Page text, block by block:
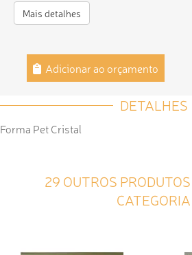
Mais detalhes
Adicionar ao orçamento
DETALHES
Forma Pet Cristal
29 OUTROS
CATEGORIA